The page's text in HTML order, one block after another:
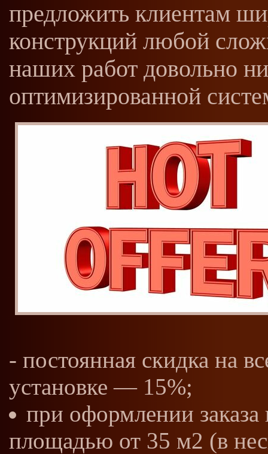
предложить клиентам
конструкций любой
наших работ довольно
оптимизированной
- постоянная скидка на
установке — 15%;
при оформлении
площадью от 35 м2 (в